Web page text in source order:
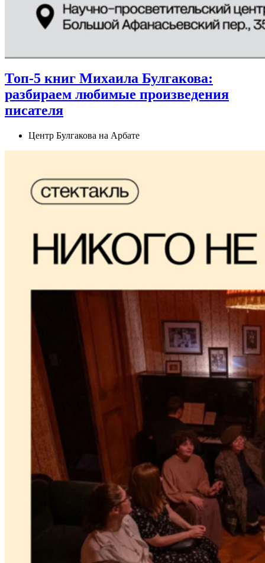
Топ-5 книг Михаила Булгакова:
разбираем любимые произведения
писателя
Центр Булгакова на Арбате